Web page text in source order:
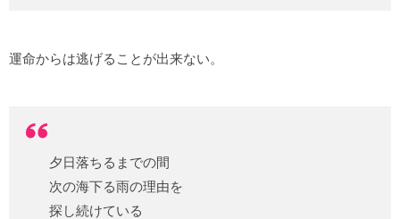
運命からは逃げることが出来ない。
夕日落ちるまでの間
次の海下る雨の理由を
探し続けている